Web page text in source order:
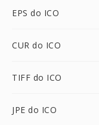
EPS do ICO
CUR do ICO
TIFF do ICO
JPE do ICO